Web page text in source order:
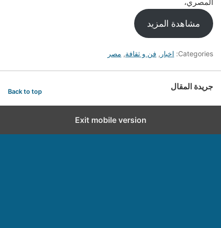
مشاهدة المزيد
Categories: اخبار , فن و ثقافة, مصر
جريدة المقال Back to top
Exit mobile version